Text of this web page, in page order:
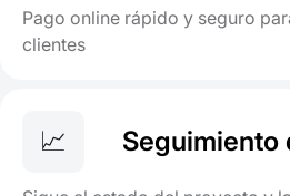
Pago online rápido y seguro
clientes
📈 Seguimiento